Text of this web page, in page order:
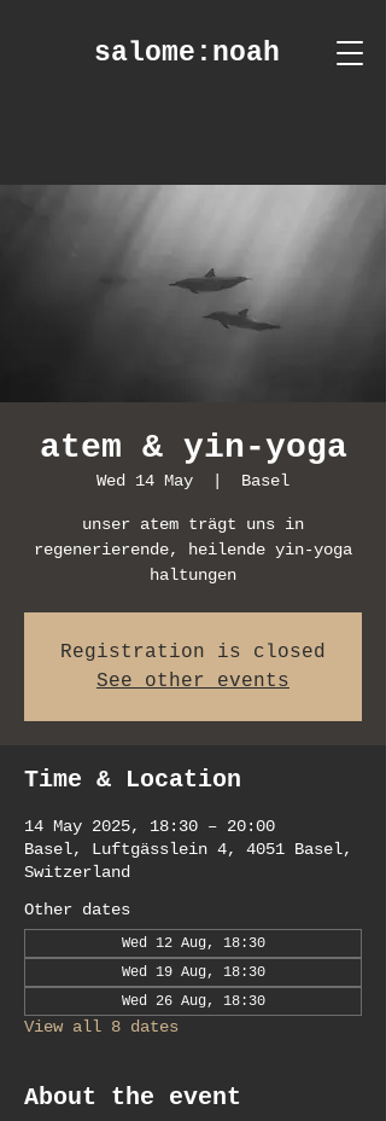
salome :noah
atem & yin-yoga
Wed 14 May Basel
unser atem trägt uns in
regenerierende, heilende yin-yoga
haltungen
Registration is closed
See other events
Time & Location
14 May 2025, 18:30 – 20:00
Basel, Luftgässlein 4, 4051 Basel,
Switzerland
Other dates
Wed 12 Aug, 18:30
Wed 19 Aug, 18:30
Wed 26 Aug, 18:30
View all 8 dates
About the event